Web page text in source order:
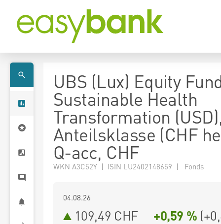
UBS (Lux) Equity
Sustainable Health
Transformation
Anteilsklasse (CHF
Q-acc, CHF
WKN A3C52Y | ISIN LU2402148659 | Fonds
04.08.26
109,49 CHF +0,59 % (